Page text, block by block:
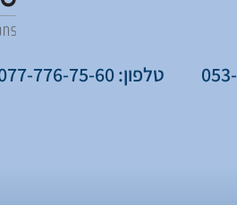
טלפון: 077-776-75-60